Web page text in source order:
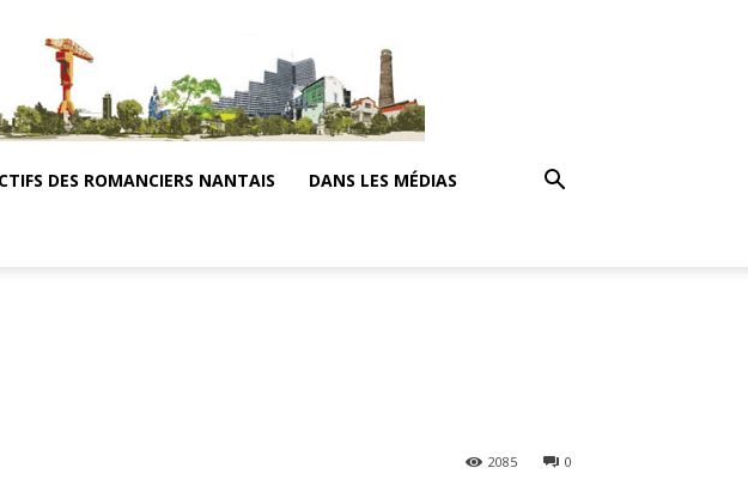
DES ROMANCIERS NANTAIS DANS LES MÉDIAS
0
2085